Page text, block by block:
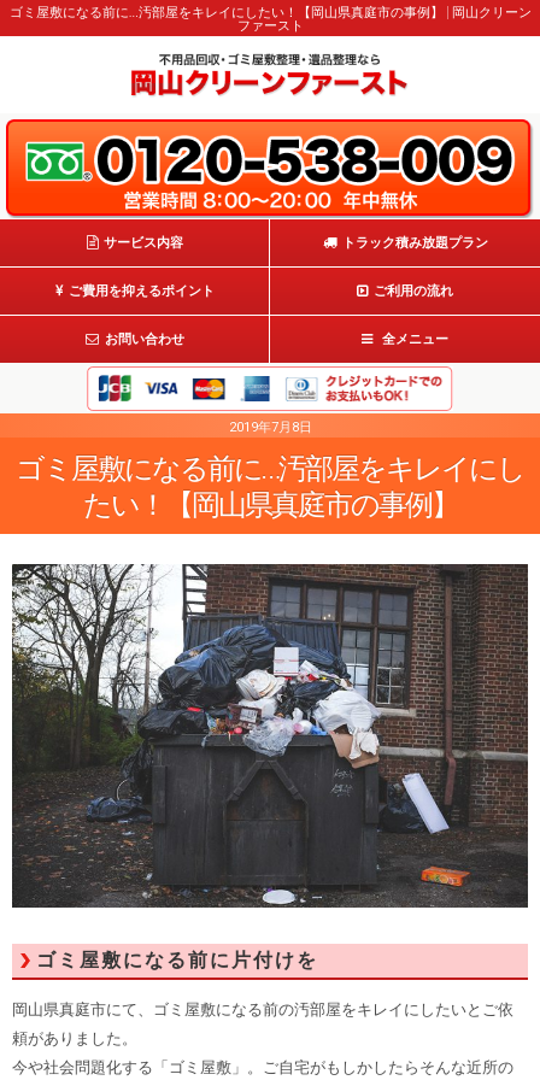
ゴミ屋敷になる前に…汚部屋をキレイにしたい！【岡山県真庭市の事例】 | 岡山クリーン
ファースト
サービス内容 トラック積み放題プラン
ご費用を抑えるポイント ご利用の流れ
お問い合わせ 全メニュー
2019年7月8日
ゴミ屋敷になる前に…汚部屋をキレイにし
たい！【岡山県真庭市の事例】
ゴミ屋敷になる前に片付けを
岡山県真庭市にて、ゴミ屋敷になる前の汚部屋をキレイにしたいとご依
頼がありました。
今や社会問題化する「ゴミ屋敷」。ご自宅がもしかしたらそんな近所の